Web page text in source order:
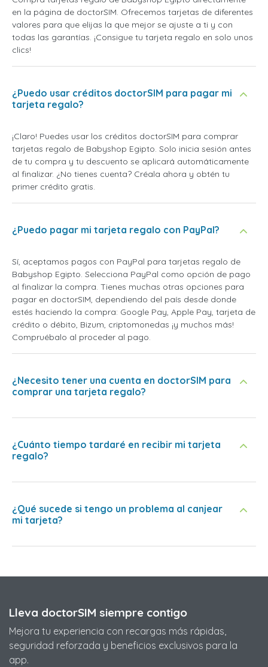
en la página de doctorSIM. Ofrecemos tarjetas de diferentes
valores para que elijas la que mejor se ajuste a ti y con
todas las garantías. ¡Consigue tu tarjeta regalo en solo unos
clics!
¿Puedo usar créditos doctorSIM para pagar mi
tarjeta regalo?
¡Claro! Puedes usar los créditos doctorSIM para comprar
tarjetas regalo de Babyshop Egipto. Solo inicia sesión antes
de tu compra y tu descuento se aplicará automáticamente
al finalizar. ¿No tienes cuenta? Créala ahora y obtén tu
primer crédito gratis.
¿Puedo pagar mi tarjeta regalo con PayPal?
Sí, aceptamos pagos con PayPal para tarjetas regalo de
Babyshop Egipto. Selecciona PayPal como opción de pago
al finalizar la compra. Tienes muchas otras opciones para
pagar en doctorSIM, dependiendo del país desde donde
estés haciendo la compra: Google Pay, Apple Pay, tarjeta de
crédito o débito, Bizum, criptomonedas ¡y muchos más!
Compruébalo al proceder al pago.
¿Necesito tener una cuenta en doctorSIM para
comprar una tarjeta regalo?
¿Cuánto tiempo tardaré en recibir mi tarjeta
regalo?
¿Qué sucede si tengo un problema al canjear
mi tarjeta?
Lleva doctorSIM siempre contigo
Mejora tu experiencia con recargas más rápidas,
seguridad reforzada y beneficios exclusivos para la
app.